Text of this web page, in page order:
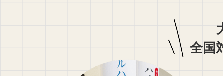
全国